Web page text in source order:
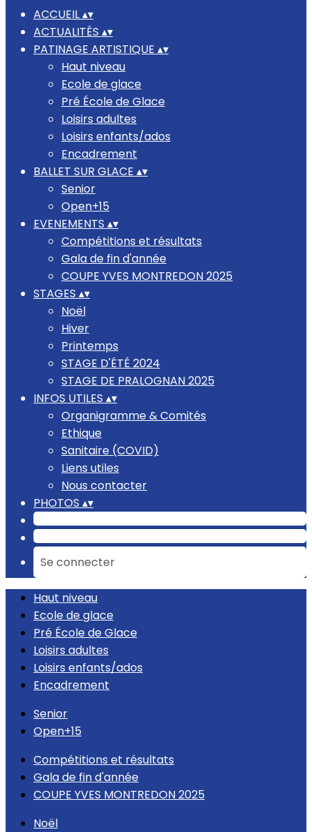
ACCUEIL▴▾
ACTUALITÉS ▴▾
PATINAGE ARTISTIQUE ▴▾
Haut niveau
Ecole de glace
Pré École de Glace
Loisirs adultes
Loisirs enfants/ados
Encadrement
BALLET SUR GLACE ▴▾
Senior
Open+15
EVENEMENTS ▴▾
Compétitions et résultats
Gala de fin d'année
COUPE YVES MONTREDON 2025
STAGES ▴▾
Noël
Hiver
Printemps
STAGE D'ÉTÉ 2024
STAGE DE PRALOGNAN 2025
INFOS UTILES ▴▾
Organigramme & Comités
Ethique
Sanitaire (COVID)
Liens utiles
Nous contacter
PHOTOS ▴▾
Se connecter
Haut niveau
Ecole de glace
Pré École de Glace
Loisirs adultes
Loisirs enfants/ados
Encadrement
Senior
Open+15
Compétitions et résultats
Gala de fin d'année
COUPE YVES MONTREDON 2025
Noël